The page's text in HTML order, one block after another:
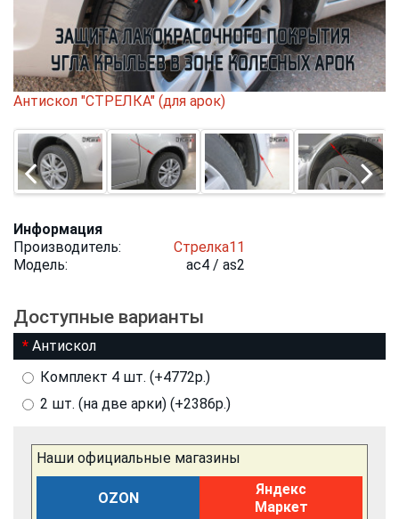
Антискол "СТРЕЛКА" (для арок)
Информация
Производитель:
Стрелка11
Модель:
ac4 / as2
Доступные варианты
Антискол
Комплект 4 шт. (+4772р.)
2 шт. (на две арки) (+2386р.)
Наши официальные магазины
OZON
Яндекс
Маркет